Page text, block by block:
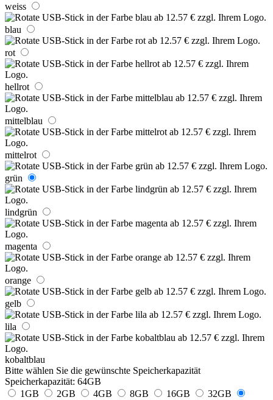
weiss
blau
rot
hellrot
mittelblau
mittelrot
grün
lindgrün
magenta
orange
gelb
lila
kobaltblau
Bitte wählen Sie die gewünschte Speicherkapazität
Speicherkapazität: 64GB
1GB
2GB 4GB 8GB 16GB
32GB